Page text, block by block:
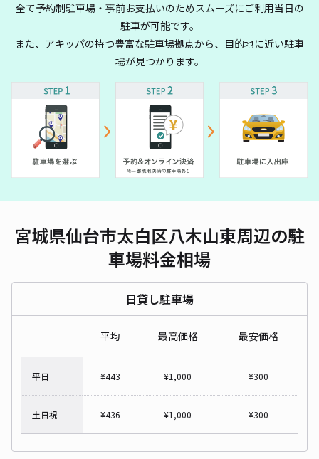
全て予約制駐車場・事前お支払いのためスムーズにご利用当日の
駐車が可能です。
また、アキッパの持つ豊富な駐車場拠点から、目的地に近い駐車
場が見つかります。
宮城県仙台市太白区八木山東周辺の駐
車場料金相場
日貸し駐車場
平均 最高価格 最安価格
平日 ¥443 ¥1,000 ¥300
土日祝 ¥436 ¥1,000 ¥300